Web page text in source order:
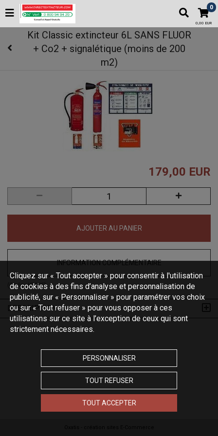
0
0,00 EUR
Kit Classic extincteur 6L SANS FLUOR
+ Co2 + signalétique (moins de 200
m2)
179,00 EUR
AJOUTER AU PANIER
INFORMATION COMPLÉMENTAIRE
(Code :KP2SF)
DESCRIPTION
Cliquez sur « Tout accepter » pour consentir à l'utilisation
de cookies à des fins d’analyse et personnalisation de
publicité, sur « Personnaliser » pour paramétrer vos choix
ou sur « Tout refuser » pour vous opposer à ces
utilisations sur ce site à l’exception de ceux qui sont
strictement nécessaires.
PERSONNALISER
TOUT REFUSER
TOUT ACCEPTER